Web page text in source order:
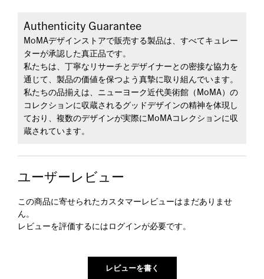
Authenticity Guarantee
MoMAデザインストアで販売する製品は、すべてキュレー
ターが承認した真正品です。
私たちは、丁寧なリサーチとデザイナーとの密接な協力を
通じて、製品の価値を保つよう真摯に取り組んでいます。
私たちの品揃えは、ニューヨーク近代美術館（MoMA）の
コレクションに収蔵されるグッドデザインの精神を体現し
ており、複数のデザインが実際にMoMAコレクションに収
蔵されています。
ユーザーレビュー
この商品に寄せられたカスタマーレビューはまだありませ
ん。
レビューを評価するには ログインが必要です。